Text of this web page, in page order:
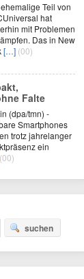
Teil von
hat
mit Problemen
Das in New
[…] (00)
Falte
(dpa/tmn) -
Smartphones
trotz jahrelanger
ein
(00)
suchen